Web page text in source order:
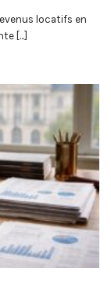
locatifs en
[...]